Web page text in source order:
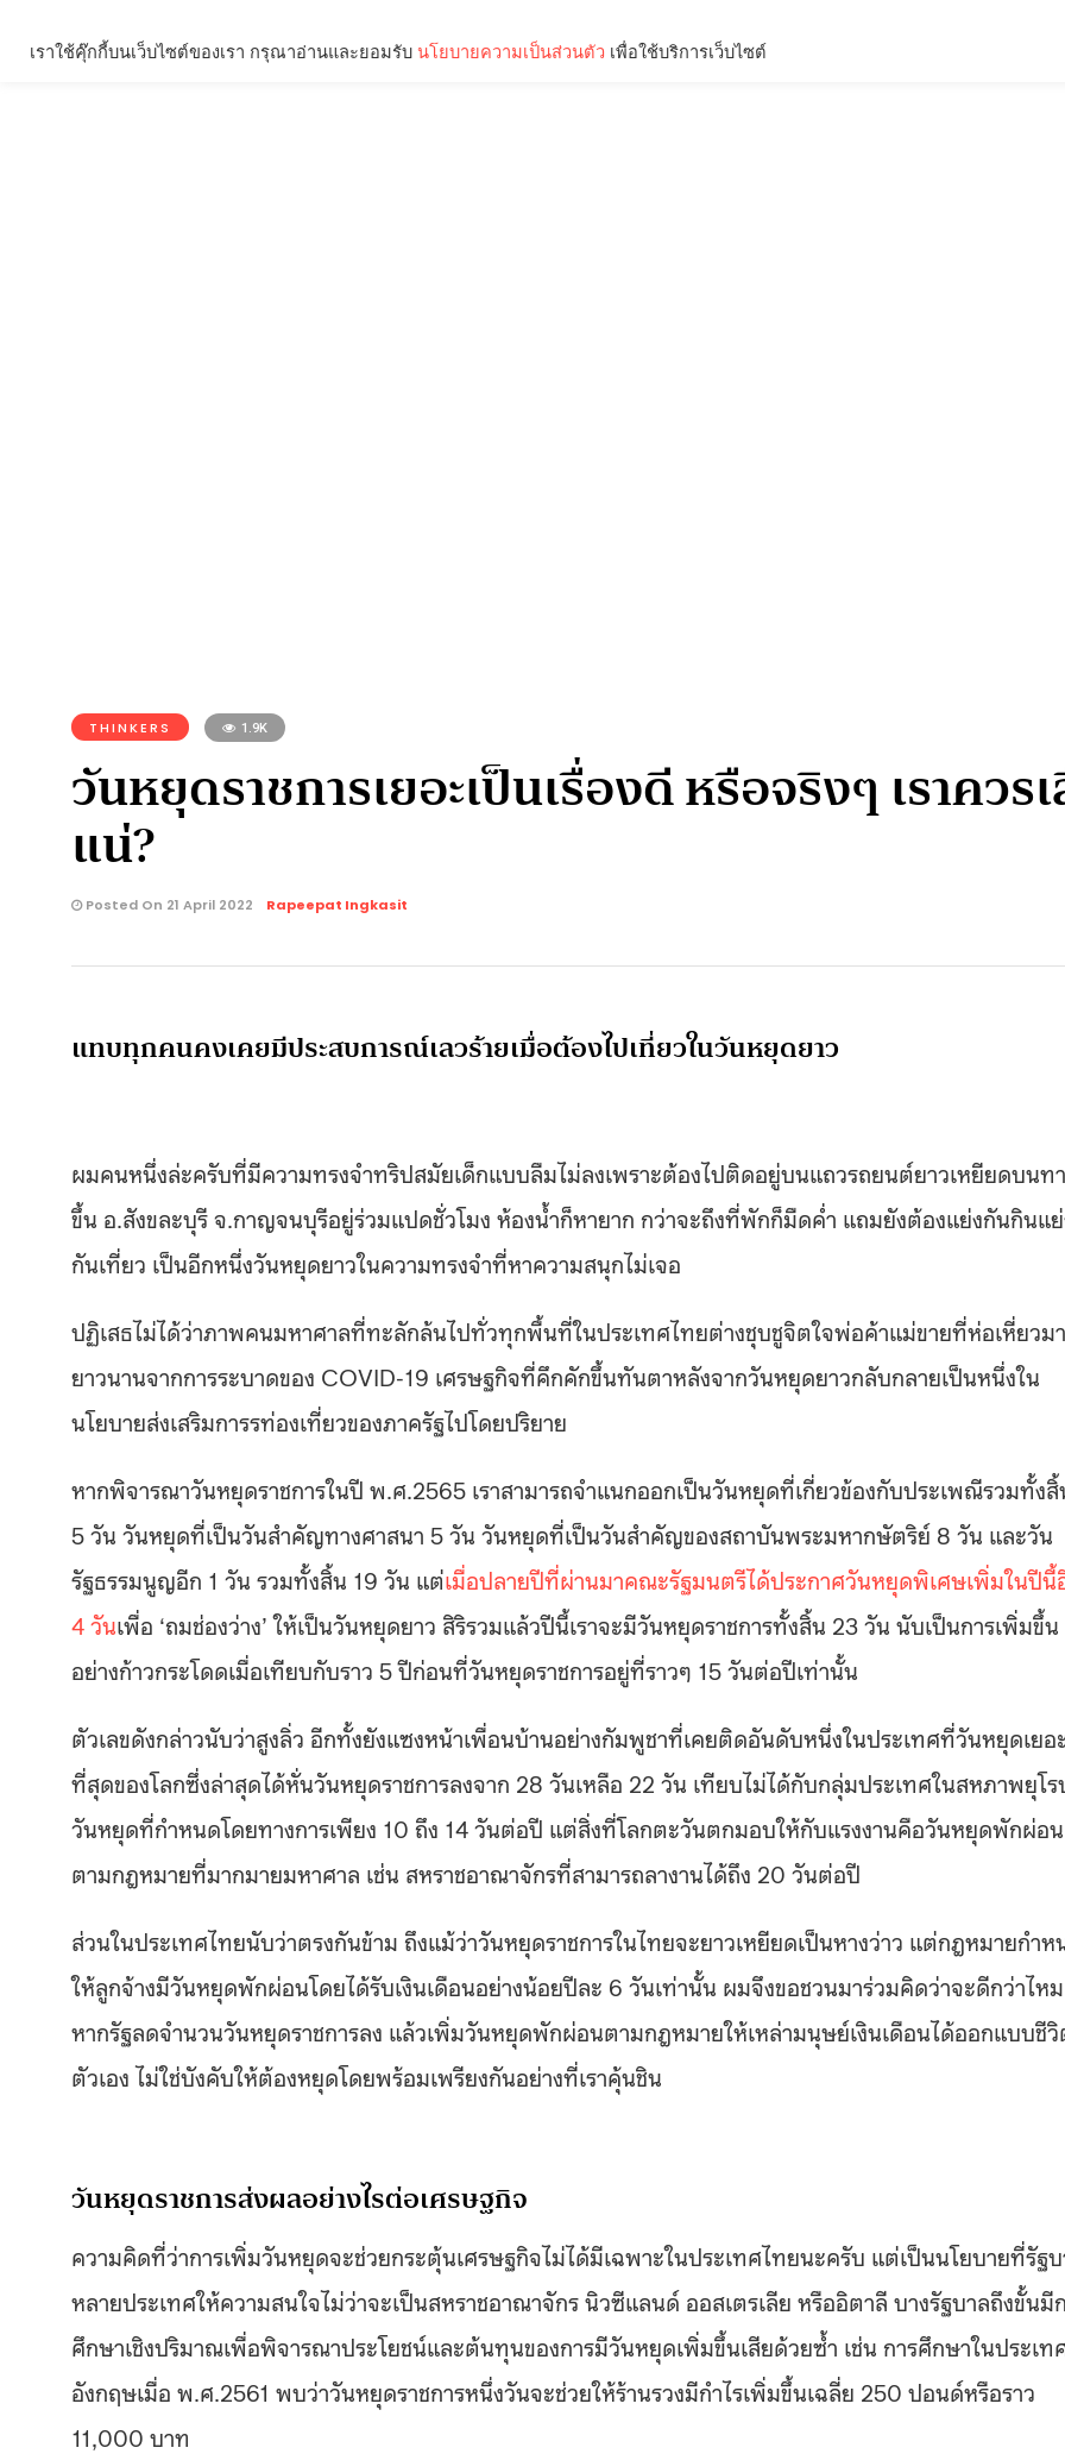
THINKERS 1.9K
วันหยุดราชการเยอะเป็นเรื่องดี หรือจริงๆ เราคว
แน่?
Posted On 21 April 2022 Rapeepat Ingkasit
แทบทุกคนคงเคยมีประสบการณ์เลวร้ายเมื่อต้องไปเที่ยวในวันหยุดยาว
ผมคนหนึ่งล่ะครับที่มีความทรงจำทริปสมัยเด็กแบบลืมไม่ลงเพราะต้องไปติดอยู่บนแถวรถยนต์ยาวเหยียดบนท
ขึ้น อ.สังขละบุรี จ.กาญจนบุรีอยู่ร่วมแปดชั่วโมง ห้องน้ำก็หายาก กว่าจะถึงที่พักก็มืดค่ำ แถมยังต้องแย่งกันกินแ
กันเที่ยว เป็นอีกหนึ่งวันหยุดยาวในความทรงจำที่หาความสนุกไม่เจอ
ปฏิเสธไม่ได้ว่าภาพคนมหาศาลที่ทะลักล้นไปทั่วทุกพื้นที่ในประเทศไทยต่างชุบชูจิตใจพ่อค้าแม่ขายที่ห่อเหี่ยวมา
ยาวนานจากการระบาดของ COVID-19 เศรษฐกิจที่คึกคักขึ้นทันตาหลังจากวันหยุดยาวกลับกลายเป็นหนึ่งใน
นโยบายส่งเสริมการรท่องเที่ยวของภาครัฐไปโดยปริยาย
หากพิจารณาวันหยุดราชการในปี พ.ศ.2565 เราสามารถจำแนกออกเป็นวันหยุดที่เกี่ยวข้องกับประเพณีรวมทั้ง
5 วัน วันหยุดที่เป็นวันสำคัญทางศาสนา 5 วัน วันหยุดที่เป็นวันสำคัญของสถาบันพระมหากษัตริย์ 8 วัน และวัน
รัฐธรรมนูญอีก 1 วัน รวมทั้งสิ้น 19 วัน แต่เมื่อปลายปีที่ผ่านมาคณะรัฐมนตรีได้ประกาศวันหยุดพิเศษเพิ่มในปีนี้
4 วันเพื่อ ‘ถมช่องว่าง’ ให้เป็นวันหยุดยาว สิริรวมแล้วปีนี้เราจะมีวันหยุดราชการทั้งสิ้น 23 วัน นับเป็นการเพิ่มขึ้น
อย่างก้าวกระโดดเมื่อเทียบกับราว 5 ปีก่อนที่วันหยุดราชการอยู่ที่ราวๆ 15 วันต่อปีเท่านั้น
ตัวเลขดังกล่าวนับว่าสูงลิ่ว อีกทั้งยังแซงหน้าเพื่อนบ้านอย่างกัมพูชาที่เคยติดอันดับหนึ่งในประเทศที่วันหยุดเยอ
ที่สุดของโลกซึ่งล่าสุดได้หั่นวันหยุดราชการลงจาก 28 วันเหลือ 22 วัน เทียบไม่ได้กับกลุ่มประเทศในสหภาพยุโ
วันหยุดที่กำหนดโดยทางการเพียง 10 ถึง 14 วันต่อปี แต่สิ่งที่โลกตะวันตกมอบให้กับแรงงานคือวันหยุดพักผ่อน
ตามกฎหมายที่มากมายมหาศาล เช่น สหราชอาณาจักรที่สามารถลางานได้ถึง 20 วันต่อปี
ส่วนในประเทศไทยนับว่าตรงกันข้าม ถึงแม้ว่าวันหยุดราชการในไทยจะยาวเหยียดเป็นหางว่าว แต่กฎหมายกำห
ให้ลูกจ้างมีวันหยุดพักผ่อนโดยได้รับเงินเดือนอย่างน้อยปีละ 6 วันเท่านั้น ผมจึงขอชวนมาร่วมคิดว่าจะดีกว่าไหม
หากรัฐลดจำนวนวันหยุดราชการลง แล้วเพิ่มวันหยุดพักผ่อนตามกฎหมายให้เหล่ามนุษย์เงินเดือนได้ออกแบบชี
ตัวเอง ไม่ใช่บังคับให้ต้องหยุดโดยพร้อมเพรียงกันอย่างที่เราคุ้นชิน
วันหยุดราชการส่งผลอย่างไรต่อเศรษฐกิจ
ความคิดที่ว่าการเพิ่มวันหยุดจะช่วยกระตุ้นเศรษฐกิจไม่ได้มีเฉพาะในประเทศไทยนะครับ แต่เป็นนโยบายที่รัฐ
หลายประเทศให้ความสนใจไม่ว่าจะเป็นสหราชอาณาจักร นิวซีแลนด์ ออสเตรเลีย หรืออิตาลี บางรัฐบาลถึงขั้นมี
ศึกษาเชิงปริมาณเพื่อพิจารณาประโยชน์และต้นทุนของการมีวันหยุดเพิ่มขึ้นเสียด้วยซ้ำ เช่น การศึกษาในประเท
อังกฤษเมื่อ พ.ศ.2561 พบว่าวันหยุดราชการหนึ่งวันจะช่วยให้ร้านรวงมีกำไรเพิ่มขึ้นเฉลี่ย 250 ปอนด์หรือราว
11,000 บาท
เราใช้คุ๊กกี้บนเว็บไซต์ของเรา กรุณาอ่านและยอมรับ นโยบายความเป็นส่วนตัว เพื่อใช้บริการเว็บไซต์